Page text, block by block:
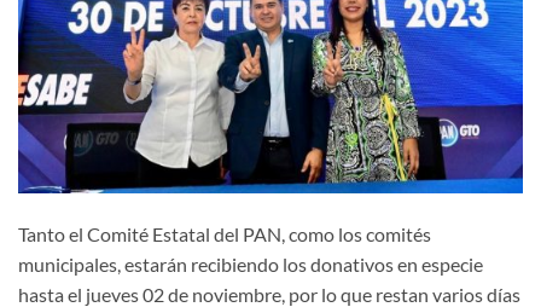
Tanto el Comité Estatal del PAN, como los comités
municipales, estarán recibiendo los donativos en especie
hasta el jueves 02 de noviembre, por lo que restan varios días